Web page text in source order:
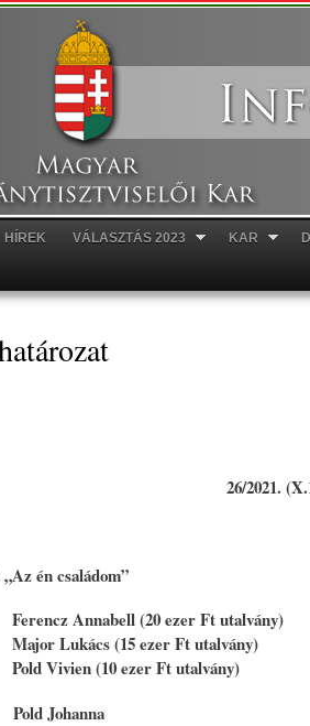
HÍREK VÁLASZTÁS 2023 KAR
26/2021.
én családom”
Annabell (20 ezer Ft utalvány)
Lukács (15 ezer Ft utalvány)
Vivien (10 ezer Ft utalvány)
Johanna